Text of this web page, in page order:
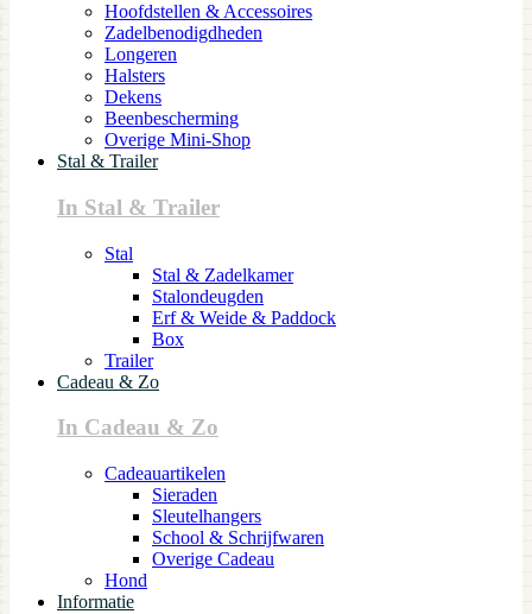
Hoofdstellen & Accessoires
Zadelbenodigdheden
Longeren
Halsters
Dekens
Beenbescherming
Overige Mini-Shop
Stal & Trailer
In Stal & Trailer
Stal
Stal & Zadelkamer
Stalondeugden
Erf & Weide & Paddock
Box
Trailer
Cadeau & Zo
In Cadeau & Zo
Cadeauartikelen
Sieraden
Sleutelhangers
School & Schrijfwaren
Overige Cadeau
Hond
Informatie